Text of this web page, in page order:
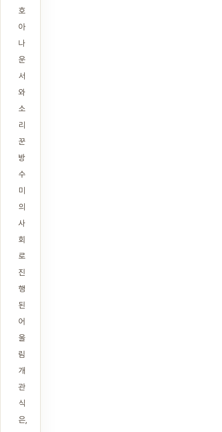
호
아
나
운
서
와
소
리
꾼
방
수
미
의
사
회
로
진
행
된
어
울
림
개
관
식
은,